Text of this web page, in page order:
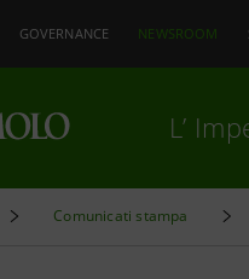
GOVERNANCE NEWSROOM
L’
Comunicati stampa